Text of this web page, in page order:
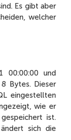
Es gibt aber
welcher
00:00:00 und
Bytes. Dieser
eingestellten
wie er
ist.
sich die